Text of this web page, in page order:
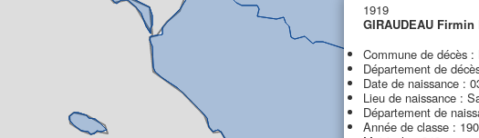
1919
GIRAUDEAU Firmin
Commune de décès :
Département de
Date de naissance :
Lieu de naissance :
Département de
Année de classe :